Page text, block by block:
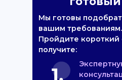
Мы готовы
вашим требованиям.
Пройдите короткий
получите: